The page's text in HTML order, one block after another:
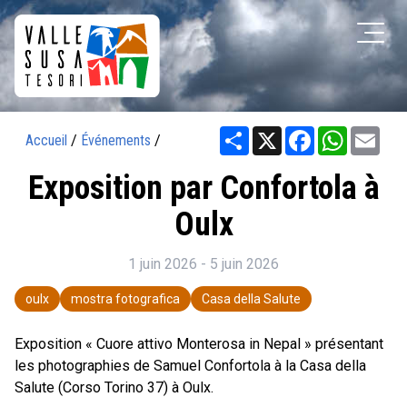
Accueil / Événements / Share X Facebook
Exposition par Confortola à
Oulx
1 juin 2026 - 5 juin 2026
oulx mostra fotografica Casa della Salute
Exposition « Cuore attivo Monterosa in Nepal » présentant
les photographies de Samuel Confortola à la Casa della
Salute (Corso Torino 37) à Oulx.